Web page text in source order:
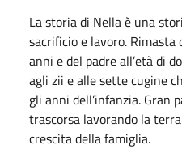
La storia di Nella è una
sacrificio e lavoro.
anni e del padre all’età di
agli zii e alle sette cugine
gli anni dell’infanzia. Gran
trascorsa lavorando la
crescita della famiglia.